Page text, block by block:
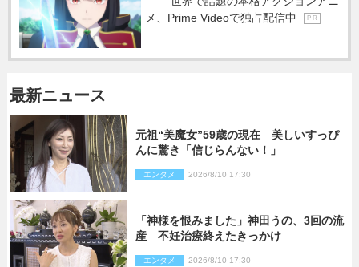
メ、Prime Videoで独占配信中
P R
最新ニュース
元祖“美魔女”59歳の現在 美しいすっぴ
んに驚き「信じらんない！」
エンタメ 2026/8/10 17:30
「神様を恨みました」神田うの、3回の流
産 不妊治療終えたきっかけ
エンタメ 2026/8/10 17:30